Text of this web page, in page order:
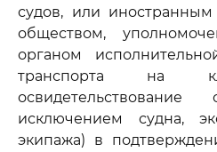
судов, или
обществом,
органом
транспорта на
исключением судна,
экипажа) в